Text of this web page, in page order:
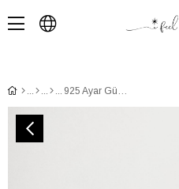
925 Ayar Gümüş Ada Lotus Küpe Kombini- Orijinal Boy